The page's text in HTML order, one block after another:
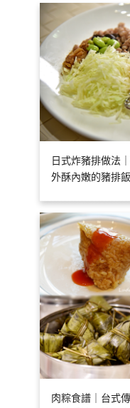
日式炸豬排做法
外酥內嫩的豬排
肉粽食譜｜台式